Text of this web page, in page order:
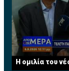
Η ομιλία του